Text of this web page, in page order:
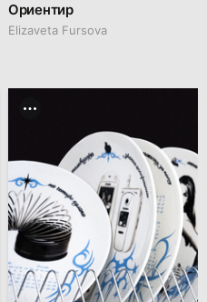
Ориентир
Elizaveta Fursova